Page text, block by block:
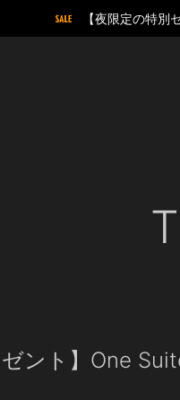
【夜限定の特別
ゼント】One